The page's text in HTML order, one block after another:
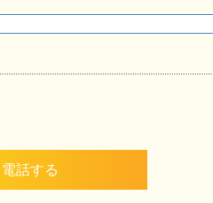
電話する